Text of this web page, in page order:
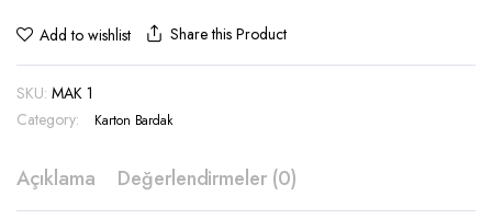
Add to wishlist Share this Product
SKU: MAK 1
Category:
Karton Bardak
Açıklama Değerlendirmeler (0)